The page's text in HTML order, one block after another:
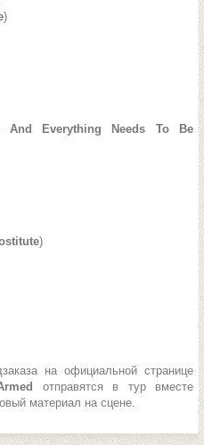
)
Everything Needs To Be
)
на официальной странице
отправятся в тур вместе
материал на сцене.